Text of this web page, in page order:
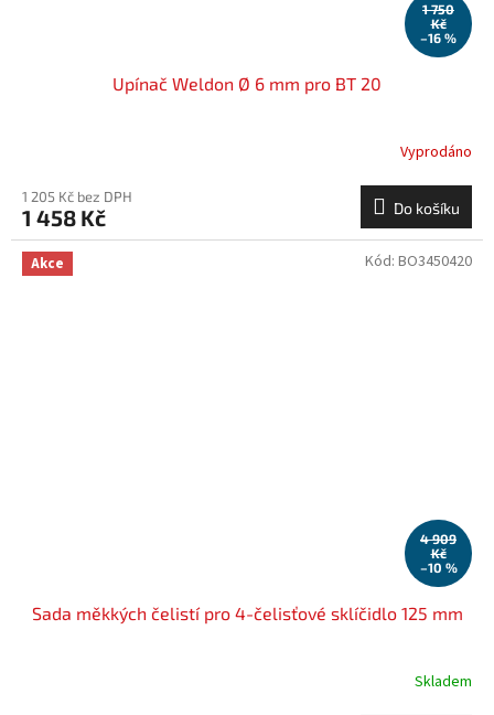
1 750
Kč
–16 %
Upínač Weldon Ø 6 mm pro BT 20
Vyprodáno
1 205 Kč bez DPH
1 458 Kč Do košíku
Akce
4 909
Kč
–10 %
Sada měkkých čelistí pro 4-čelisťové sklíčidlo 125 mm
Skladem
Kód: BO3450420